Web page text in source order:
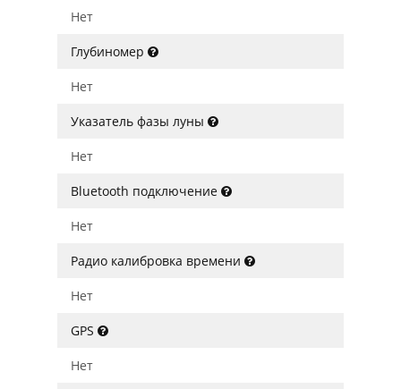
Нет
Глубиномер
Нет
Указатель фазы луны
Нет
Bluetooth подключение
Нет
Радио калибровка времени
Нет
GPS
Нет